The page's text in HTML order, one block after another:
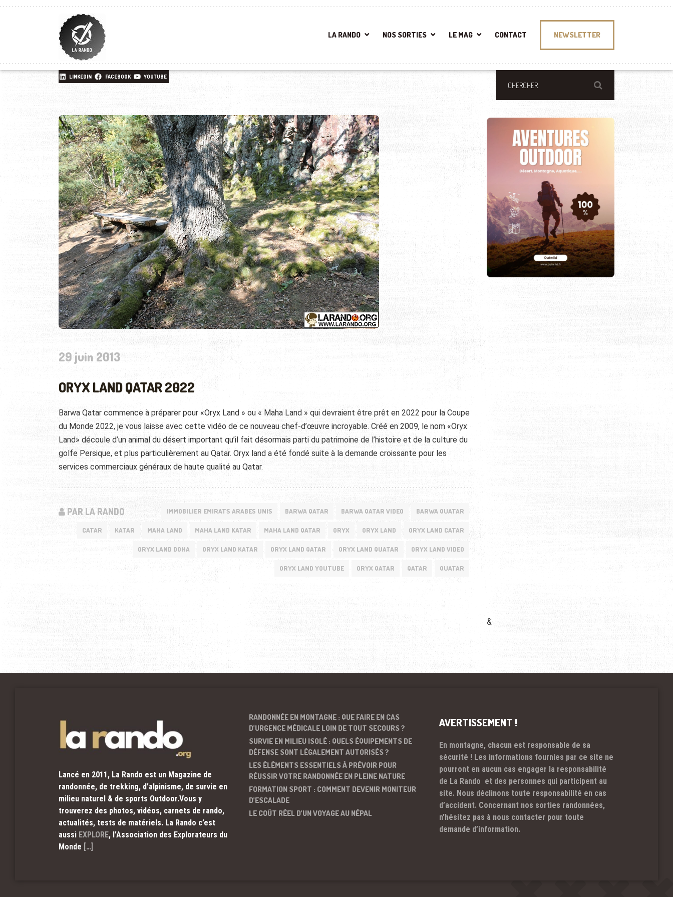
LA RANDO NOS SORTIES LE MAG CONTACT NEWSLETTER
LINKEDIN FACEBOOK YOUTUBE
29 juin 2013
ORYX LAND QATAR 2022
Barwa Qatar commence à préparer pour «Oryx Land » ou « Maha Land » qui devraient être prêt en 2022 pour la Coupe
du Monde 2022, je vous laisse avec cette vidéo de ce nouveau chef-d’œuvre incroyable. Créé en 2009, le nom «Oryx
Land» découle d’un animal du désert important qu’il fait désormais parti du patrimoine de l’histoire et de la culture du
golfe Persique, et plus particulièrement au Qatar. Oryx land a été fondé suite à la demande croissante pour les
services commerciaux généraux de haute qualité au Qatar.
PAR LA RANDO IMMOBILIER EMIRATS ARABES UNIS BARWA QATAR BARWA QATAR VIDEO BARWA QUATAR
CATAR KATAR MAHA LAND MAHA LAND KATAR MAHA LAND QATAR ORYX ORYX LAND ORYX LAND CATAR
ORYX LAND DOHA ORYX LAND KATAR ORYX LAND QATAR ORYX LAND QUATAR ORYX LAND VIDEO
ORYX LAND YOUTUBE ORYX QATAR QATAR QUATAR
&
Lancé en 2011, La Rando est un Magazine de
randonnée, de trekking, d’alpinisme, de survie en
milieu naturel & de sports Outdoor.Vous y
trouverez des photos, vidéos, carnets de rando,
actualités, tests de matériels. La Rando c’est
aussi EXPLORE, l’Association des Explorateurs du
Monde […]
RANDONNÉE EN MONTAGNE : QUE FAIRE EN CAS
D’URGENCE MÉDICALE LOIN DE TOUT SECOURS ?
SURVIE EN MILIEU ISOLÉ : QUELS ÉQUIPEMENTS DE
DÉFENSE SONT LÉGALEMENT AUTORISÉS ?
LES ÉLÉMENTS ESSENTIELS À PRÉVOIR POUR
RÉUSSIR VOTRE RANDONNÉE EN PLEINE NATURE
FORMATION SPORT : COMMENT DEVENIR MONITEUR
D’ESCALADE
LE COÛT RÉEL D’UN VOYAGE AU NÉPAL
AVERTISSEMENT !
En montagne, chacun est responsable de sa
sécurité ! Les informations fournies par ce site ne
pourront en aucun cas engager la responsabilité
de La Rando et des personnes qui participent au
site. Nous déclinons toute responsabilité en cas
d’accident. Concernant nos sorties randonnées,
n’hésitez pas à nous contacter pour toute
demande d’information.